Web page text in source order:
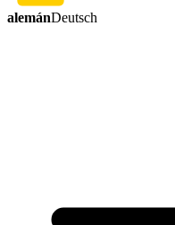
alemánDeutsch